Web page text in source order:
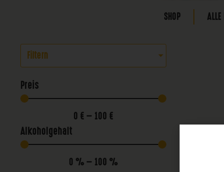
SHOP ALLE
Filtern
Preis
0 € — 100 €
Alkoholgehalt
0 % — 100 %